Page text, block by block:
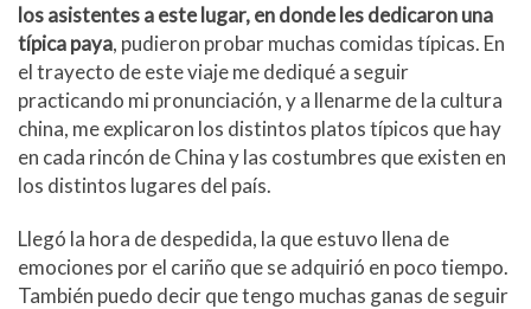
los asistentes a este lugar, en donde les dedicaron una
típica paya, pudieron probar muchas comidas típicas. En
el trayecto de este viaje me dediqué a seguir
practicando mi pronunciación, y a llenarme de la cultura
china, me explicaron los distintos platos típicos que hay
en cada rincón de China y las costumbres que existen en
los distintos lugares del país.
Llegó la hora de despedida, la que estuvo llena de
emociones por el cariño que se adquirió en poco tiempo.
También puedo decir que tengo muchas ganas de seguir